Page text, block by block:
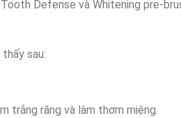
Defense và Whitening pre-
sau:
trắng răng và làm thơm miệng.